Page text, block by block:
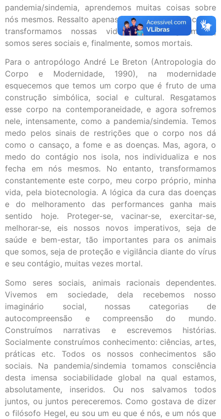
pandemia/sindemia, aprendemos muitas coisas sobre
nós mesmos. Ressalto apenas quatro: temos um corpo,
transformamos nossas vidas biotecnologicamente,
somos seres sociais e, finalmente, somos mortais.
Para o antropólogo André Le Breton (Antropologia do
Corpo e Modernidade, 1990), na modernidade
esquecemos que temos um corpo que é fruto de uma
construção simbólica, social e cultural. Resgatamos
esse corpo na contemporaneidade, e agora sofremos
nele, intensamente, como a pandemia/sindemia. Temos
medo pelos sinais de restrições que o corpo nos dá
como o cansaço, a fome e as doenças. Mas, agora, o
medo do contágio nos isola, nos individualiza e nos
fecha em nós mesmos. No entanto, transformamos
constantemente este corpo, meu corpo próprio, minha
vida, pela biotecnologia. A lógica da cura das doenças
e do melhoramento das performances ganha mais
sentido hoje. Proteger-se, vacinar-se, exercitar-se,
melhorar-se, eis nossos novos imperativos, seja de
saúde e bem-estar, tão importantes para os animais
que somos, seja de proteção e vigilância diante do vírus
e seu contágio, muitas vezes mortal.
Somo seres sociais, animais racionais dependentes.
Vivemos em sociedade, dela recebemos nosso
imaginário social, nossas categorias de
autocompreensão e compreensão do mundo.
Construímos narrativas e escrevemos histórias.
Socialmente construímos conhecimento: ciências, artes,
práticas etc. Todos os nossos conhecimentos são
sociais. Na pandemia/sindemia tomamos consciência
desta imensa sociabilidade global na qual estamos,
absolutamente, inseridos. Ou nos salvamos todos
juntos, ou juntos pereceremos. Como gostava de dizer
o filósofo Hegel, eu sou um eu que é nós, e um nós que